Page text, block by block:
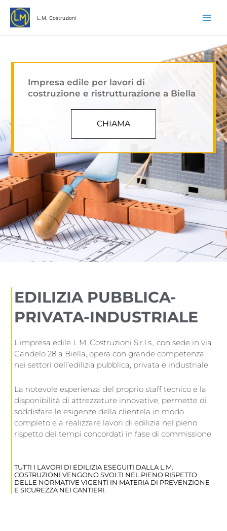
contenuto
L.M. Costruzioni
Impresa edile per lavori di
costruzione e ristrutturazione a Biella
CHIAMA
EDILIZIA PUBBLICA-
PRIVATA-INDUSTRIALE
L’impresa edile L.M. Costruzioni S.r.l.s., con sede in via
Candelo 28 a Biella, opera con grande competenza
nei settori dell’edilizia pubblica, privata e industriale.
La notevole esperienza del proprio staff tecnico e la
disponibilità di attrezzature innovative, permette di
soddisfare le esigenze della clientela in modo
completo e a realizzare lavori di edilizia nel pieno
rispetto dei tempi concordati in fase di commissione.
TUTTI I LAVORI DI EDILIZIA ESEGUITI DALLA L.M.
COSTRUZIONI VENGONO SVOLTI NEL PIENO RISPETTO
DELLE NORMATIVE VIGENTI IN MATERIA DI PREVENZIONE
E SICUREZZA NEI CANTIERI.